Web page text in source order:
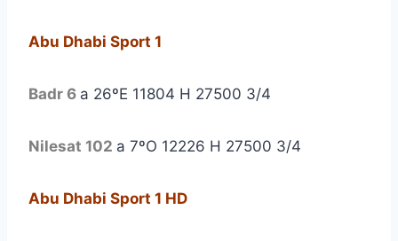
Abu Dhabi Sport 1
Badr 6 a 26ºE 11804 H 27500 3/4
Nilesat 102 a 7ºO 12226 H 27500 3/4
Abu Dhabi Sport 1 HD